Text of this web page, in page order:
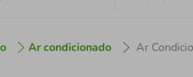
Ar condicionado
2º cafeteira